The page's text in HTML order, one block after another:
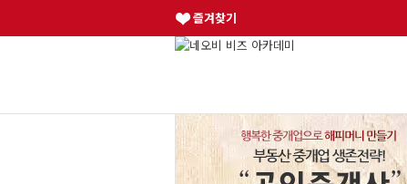
즐겨찾기